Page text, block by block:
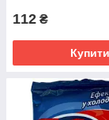
112 ₴
Купити